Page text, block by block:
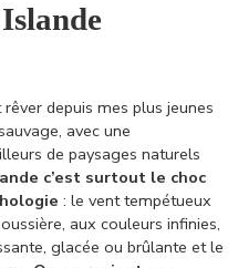
Islande
depuis mes plus jeunes
avec une
de paysages naturels
c’est surtout le choc
: le vent tempétueux
aux couleurs infinies,
glacée ou brûlante et le